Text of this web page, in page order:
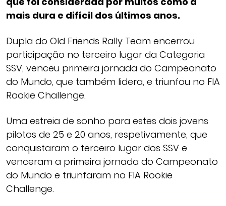
mais dura e difícil dos últimos anos.
Dupla do Old Friends Rally Team encerrou
participação no terceiro lugar da Categoria
SSV, venceu primeira jornada do Campeonato
do Mundo, que também lidera, e triunfou no FIA
Rookie Challenge.
Uma estreia de sonho para estes dois jovens
pilotos de 25 e 20 anos, respetivamente, que
conquistaram o terceiro lugar dos SSV e
venceram a primeira jornada do Campeonato
do Mundo e triunfaram no FIA Rookie
Challenge.